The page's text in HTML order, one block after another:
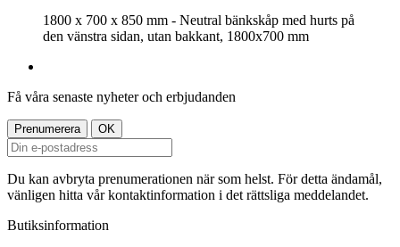
1800 x 700 x 850 mm - Neutral bänkskåp med hurts på
den vänstra sidan, utan bakkant, 1800x700 mm
Få våra senaste nyheter och erbjudanden
Du kan avbryta prenumerationen när som helst. För detta ändamål,
vänligen hitta vår kontaktinformation i det rättsliga meddelandet.
Butiksinformation